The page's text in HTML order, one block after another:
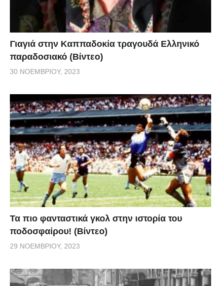
Γιαγιά στην Καππαδοκία τραγουδά Ελληνικό
παραδοσιακό (Βίντεο)
30 ΝΟΕΜΒΡΊΟΥ, 2023
Τα πιο φανταστικά γκολ στην ιστορία του
ποδοσφαίρου! (Βίντεο)
29 ΝΟΕΜΒΡΊΟΥ, 2023